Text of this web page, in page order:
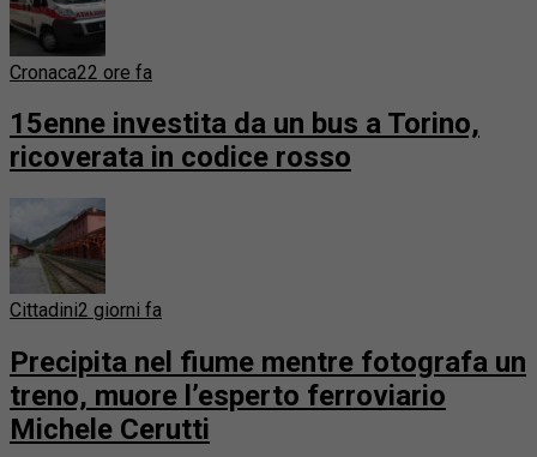
Cronaca22 ore fa
15enne investita da un bus a Torino,
ricoverata in codice rosso
Cittadini2 giorni fa
Precipita nel fiume mentre fotografa un
treno, muore l’esperto ferroviario
Michele Cerutti